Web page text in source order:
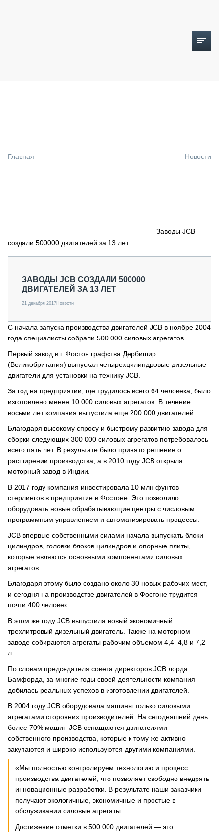
СПЕЦПРОЕКТЫ
О ПРОЕКТЕ
Главная Новости
Заводы JCB
создали 500000 двигателей за 13 лет
ЗАВОДЫ JCB СОЗДАЛИ 500000
ДВИГАТЕЛЕЙ ЗА 13 ЛЕТ
21 декабря 2017Новости
С начала запуска производства двигателей JCB в ноябре 2004
года специалисты собрали 500 000 силовых агрегатов.
Первый завод в г. Фостон графства Дербишир
(Великобритания) выпускал четырехцилиндровые дизельные
двигатели для установки на технику JCB.
За год на предприятии, где трудилось всего 64 человека, было
изготовлено менее 10 000 силовых агрегатов. В течение
восьми лет компания выпустила еще 200 000 двигателей.
Благодаря высокому спросу и быстрому развитию завода для
сборки следующих 300 000 силовых агрегатов потребовалось
всего пять лет. В результате было принято решение о
расширении производства, а в 2010 году JCB открыла
моторный завод в Индии.
В 2017 году компания инвестировала 10 млн фунтов
стерлингов в предприятие в Фостоне. Это позволило
оборудовать новые обрабатывающие центры с числовым
программным управлением и автоматизировать процессы.
JCB впервые собственными силами начала выпускать блоки
цилиндров, головки блоков цилиндров и опорные плиты,
которые являются основными компонентами силовых
агрегатов.
Благодаря этому было создано около 30 новых рабочих мест,
и сегодня на производстве двигателей в Фостоне трудится
почти 400 человек.
В этом же году JCB выпустила новый экономичный
трехлитровый дизельный двигатель. Также на моторном
заводе собираются агрегаты рабочим объемом 4,4, 4,8 и 7,2
л.
По словам председателя совета директоров JCB лорда
Бамфорда, за многие годы своей деятельности компания
добилась реальных успехов в изготовлении двигателей.
В 2004 году JCB оборудовала машины только силовыми
агрегатами сторонних производителей. На сегодняшний день
более 70% машин JCB оснащаются двигателями
собственного производства, которые к тому же активно
закупаются и широко используются другими компаниями.
«Мы полностью контролируем технологию и процесс
производства двигателей, что позволяет свободно внедрять
инновационные разработки. В результате наши заказчики
получают экологичные, экономичные и простые в
обслуживании силовые агрегаты.
Достижение отметки в 500 000 двигателей — это